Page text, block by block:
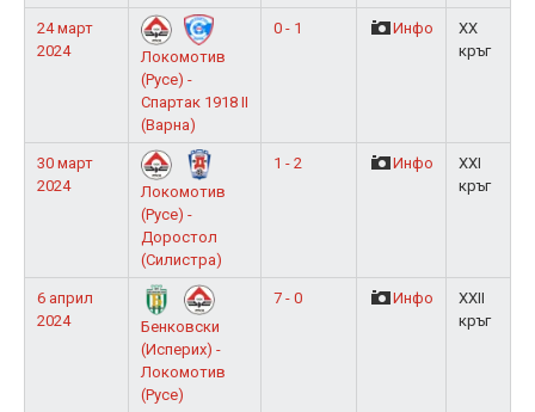
24 март
2024
Локомотив
(Русе) -
Спартак 1918 II
(Варна)
0 - 1 Инфо
XX
кръг
30 март
2024
Локомотив
(Русе) -
Доростол
(Силистра)
1 - 2 Инфо
XXI
кръг
6 април
2024
Бенковски
(Исперих) -
Локомотив
(Русе)
7 - 0 Инфо
XXII
кръг